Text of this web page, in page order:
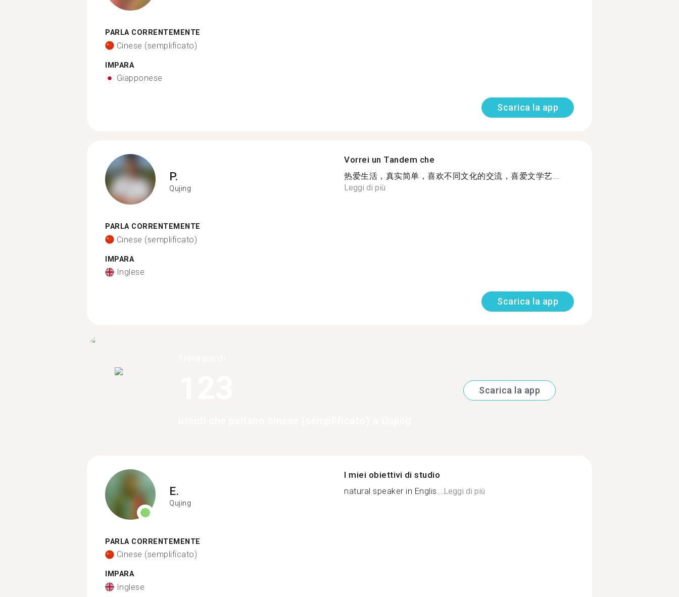
PARLA CORRENTEMENTE
Cinese (semplificato)
IMPARA
Giapponese
Scarica la app
P.
Qujing
PARLA CORRENTEMENTE
Cinese (semplificato)
IMPARA
Inglese
Vorrei un Tandem che
热爱生活，真实简单，喜欢不同文化的交流，喜爱文学艺...
Leggi di più
Scarica la app
Scarica la app
E.
Qujing
PARLA CORRENTEMENTE
Cinese (semplificato)
IMPARA
Inglese
I miei obiettivi di studio
natural speaker in Englis... Leggi di più